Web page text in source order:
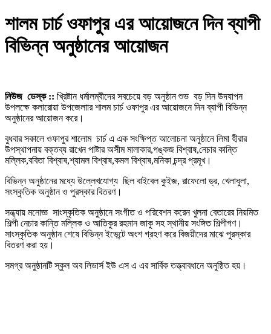
শালম চার্চ ওফাপুর এর আয়োজনে দিন ব্যাপী
বিভিন্ন অনুষ্ঠানের আয়োজন
নিউজ ডেস্ক :: খ্রিষ্টান ধর্মালম্বীদের সবচেয়ে বড় অনুষ্ঠান শুভ বড় দিন উদযাপন
উপলক্ষে কলারোয়া উপজেলাার শালম চার্চ ওফাপুর এর আয়োজনে দিন ব্যাপী বিভিন্ন
অনুষ্ঠানের আয়োজন করে।
বুধবার সকালে ওফাপুর শালোম চার্চ এ এক সংক্ষিপ্ত আলোচনা অনুষ্ঠানে লিমা হীরার
উপস্থাপনায় বক্তব্য রাখেন পাষ্টার অসীম মালাকার,পঙ্কজ বিশ্বাষ,নেচার কান্তি
মল্লিক,ববিতা বিশ্বাষ,শ্যামল বিশ্বাষ,কমল বিশ্বাষ,মনিকা চন্দ্র প্রমূখ।
বিভিন্ন অনুষ্ঠানের মধ্যে উল্লেখযোগ্য ছিল বাইবেল কুইজ, রাফেলো ড্র, খেলাধুলা,
সংস্কৃতিক অনুষ্ঠান ও পুরস্কার বিতরণ।
সন্ধ্যায় মনোজ্ঞ সাংস্কৃতিক অনুষ্ঠানে সংগীত ও পরিবেশন করেন খুলনা বেতারের নিয়মিত
শিল্পী নেচার কান্তি মল্লিক ও আতিকুর রহমান জাকু সহ স্থানীয় সংঙ্গিত শিল্পীগণ।
সাংস্কৃতিক অনুষ্ঠান শেষে বিভিন্ন ইভেন্টে অংশ গ্রহণ করে বিজয়ীদের মাঝে পুরস্কার
বিতরণ করা হয়।
সমগ্র অনুষ্ঠানটি স্কুল অব লিডার্স ইউ এস এ এর সার্বিক তত্ত্বাবধানে অনুষ্ঠিত হয়।